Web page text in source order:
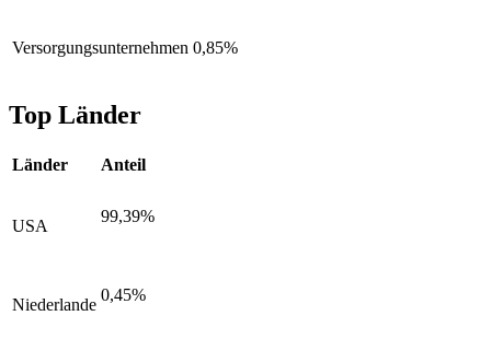
Versorgungsunternehmen 0,85%
Top Länder
Länder Anteil
USA
99,39%
Niederlande
0,45%